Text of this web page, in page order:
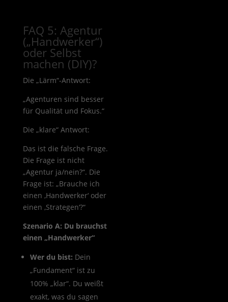
FAQ 5: Agentur
(„Handwerker“)
oder Selbst
machen (DIY)?
Die „Lärm“-Antwort:
„Agenturen sind besser
für Qualität und Fokus.“
Die „klare“ Antwort:
Das ist die falsche Frage.
Die Frage ist nicht
„Agentur ja/nein?“. Die
Frage ist: „Brauche ich
einen ‚Handwerker‘ oder
einen ‚Strategen‘?“
Szenario A: Du brauchst
einen „Handwerker“
Wer du bist: Dein
„Fundament“ ist zu
100% „klar“. Du weißt
exakt, was du sagen